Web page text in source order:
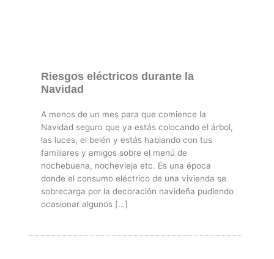
Riesgos eléctricos durante la
Navidad
A menos de un mes para que comience la
Navidad seguro que ya estás colocando el árbol,
las luces, el belén y estás hablando con tus
familiares y amigos sobre el menú de
nochebuena, nochevieja etc. Es una época
donde el consumo eléctrico de una vivienda se
sobrecarga por la decoración navideña pudiendo
ocasionar algunos […]